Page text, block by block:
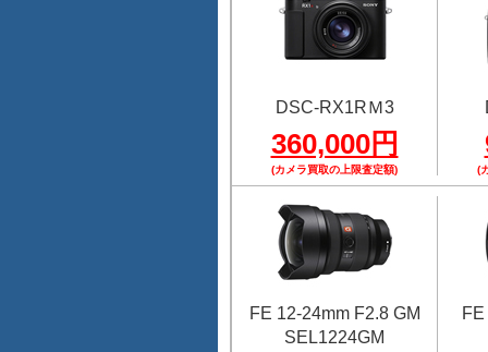
DSC-RX1RＭ3
360,000円
(カメラ買取の上限査定額) (
FE 12-24mm F2.8 GM
SEL1224GM